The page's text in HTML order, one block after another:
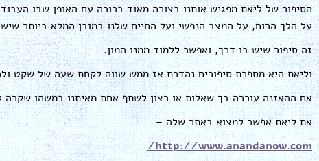
הסיפור של ליאת מפגיש אותנו בצורה מאוד ברורה עם האופן שבו
על הלך הרוח, על המצב הנפשי ועל החיים שלנו במובן המלא ביותר
זה סיפור שיש בו דרך, ואפשר ללמוד ממנו המון.
וליאת היא מספרת סיפורים נהדרת אז ממש שווה לקחת שעה של שקט
אם ההאזנה עוררה בך שאלות או רצון לשתף אחת מאיתנו במשהו שקרה
את ליאת אפשר למצוא באתר שלה –
http://www.anandanow.com/